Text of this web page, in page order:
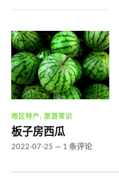
地区特产,旅游常识
板子房西瓜
2022-07-25 — 1 条评论